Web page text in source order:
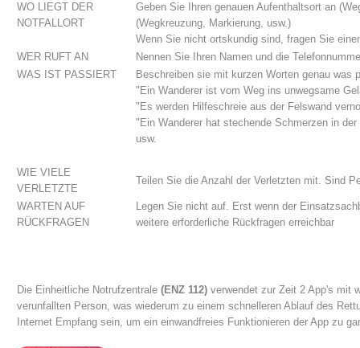
Bergrettungsstellen
WO LIEGT DER
NOTFALLORT
Geben Sie Ihren genauen Aufenthaltsort an
(Wegkreuzung, Markierung, usw.)
Wenn Sie nicht ortskundig sind, fragen Sie
WER RUFT AN
Nennen Sie Ihren Namen und die
WAS IST PASSIERT
Beschreiben sie mit kurzen Worten genau was
"Ein Wanderer ist vom Weg ins unwegsame
"Es werden Hilfeschreie aus der Felswand
"Ein Wanderer hat stechende Schmerzen in
usw.
WIE VIELE
VERLETZTE
Teilen Sie die Anzahl der Verletzten mit. Sind
WARTEN AUF
RÜCKFRAGEN
Legen Sie nicht auf. Erst wenn der
weitere erforderliche Rückfragen erreichbar
Die Einheitliche Notrufzentrale (ENZ 112) verwendet zur Zeit 2 App's mit
verunfallten Person, was wiederum zu einem schnelleren Ablauf des
Internet Empfang sein, um ein einwandfreies Funktionieren der App zu